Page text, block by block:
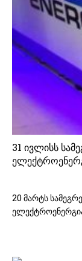
31 ივლისს
20 მარტს